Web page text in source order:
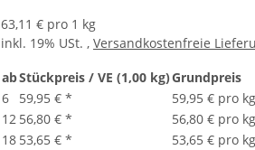
63,11 € pro 1 kg
inkl. 19% USt. , Versandkostenfreie
abStückpreis / VE (1,00 kg)Grundpreis
6
59,95 € *
59,95 € pro kg
12 56,80 € *
56,80 € pro kg
18 53,65 € * 53,65 € pro kg